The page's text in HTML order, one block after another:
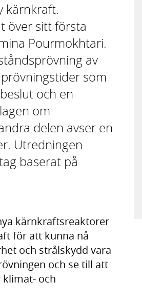
kärnkraft.
över sitt första
Pourmokhtari.
av
som
och en
om
delen avser en
Utredningen
baserat på
kärnkraftsreaktorer
för att kunna nå
och strålskydd vara
och se till att
och